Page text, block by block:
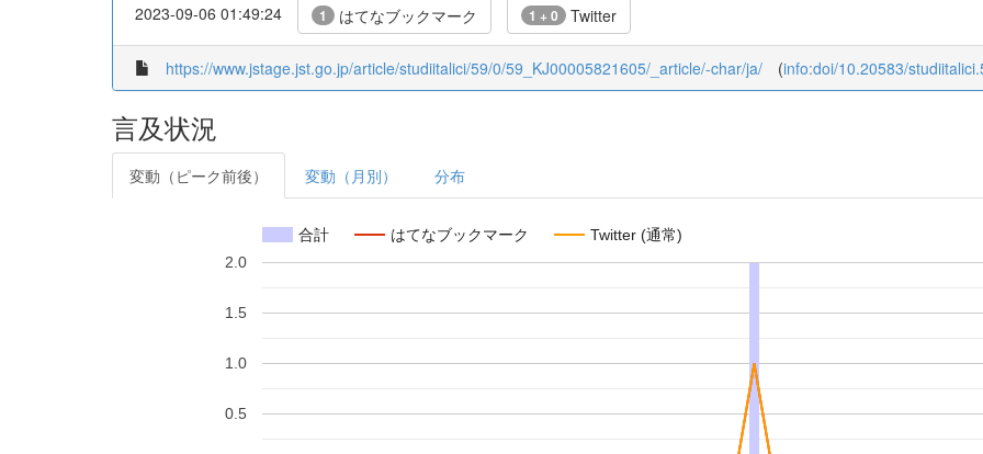
2023-09-06 01:49:24 1 はてなブックマーク 1 + 0 Twitter
https://www.jstage.jst.go.jp/article/studiitalici/59/0/59_KJ00005821605/_article/-char/ja/ (info:doi/10.20583/
言及状況
変動（ピーク前後） 変動（月別） 分布
合計 はてなブックマーク Twitter (通常)
0.5
1.0
1.5
2.0